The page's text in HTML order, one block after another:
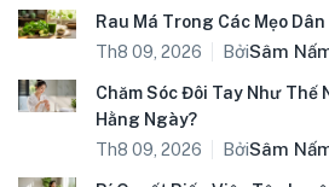
Rau Má Trong Các Mẹo Dân
Th8 09, 2026
BởiSâm
Chăm Sóc Đôi Tay Như Thế
Hằng Ngày?
Th8 09, 2026
BởiSâm